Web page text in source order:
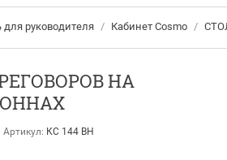
для руководителя / Кабинет Cosmo /
НА
Артикул: КС 144 ВН